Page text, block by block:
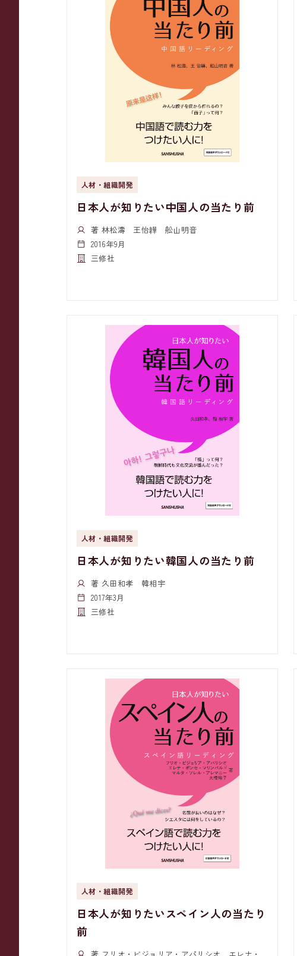
人材・組織開発
日本人が知りたい中国人の当たり前
著 林松濤 王怡韡 舩山明音
2016年9月
三修社
人材・組織開発
日本人が知りたい韓国人の当たり前
著 久田和孝 韓相宇
2017年3月
三修社
人材・組織開発
日本人が知りたいスペイン人の当たり
前